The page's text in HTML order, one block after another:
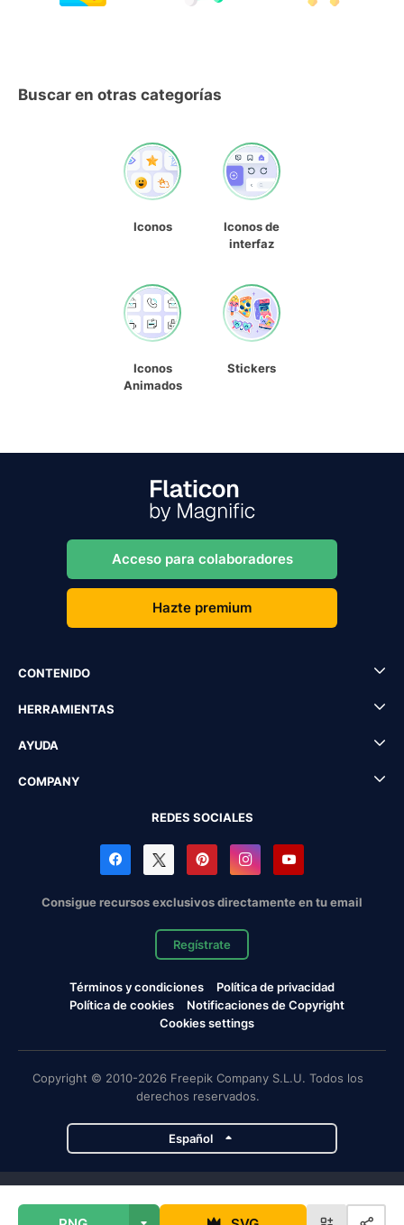
Buscar en otras categorías
Iconos
Iconos de
interfaz
Iconos
Animados
Stickers
Acceso para colaboradores
Hazte premium
CONTENIDO
HERRAMIENTAS
AYUDA
COMPANY
REDES SOCIALES
Consigue recursos exclusivos directamente en tu email
Regístrate
Términos y condiciones
Política de privacidad
Política de cookies
Notificaciones de Copyright
Cookies settings
Copyright © 2010-2026 Freepik Company S.L.U. Todos los
derechos reservados.
Español